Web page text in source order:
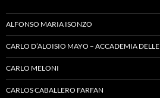
ALFONSO MARIA ISONZO
CARLO D’ALOISIO MAYO – ACCADEMIA
CARLO MELONI
CARLOS CABALLERO FARFAN